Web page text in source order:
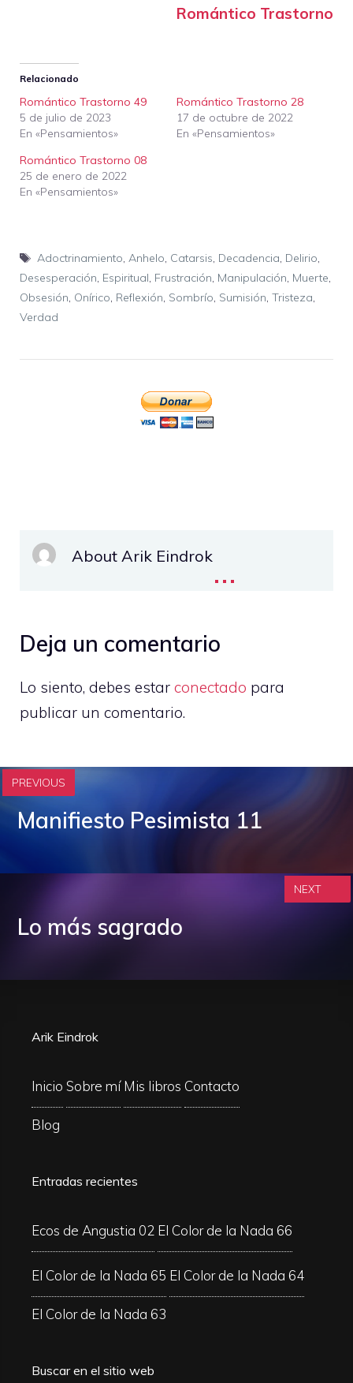
Romántico Trastorno
Relacionado
Romántico Trastorno 49
5 de julio de 2023
En «Pensamientos»
Romántico Trastorno 28
17 de octubre de 2022
En «Pensamientos»
Romántico Trastorno 08
25 de enero de 2022
En «Pensamientos»
Etiquetas
Adoctrinamiento, Anhelo, Catarsis, Decadencia, Delirio,
Desesperación, Espiritual, Frustración, Manipulación, Muerte,
Obsesión, Onírico, Reflexión, Sombrío, Sumisión, Tristeza,
Verdad
About Arik Eindrok...
Deja un comentario
Lo siento, debes estar conectado para
publicar un comentario.
PREVIOUS
Manifiesto Pesimista 11
Lo más sagrado
NEXT
Arik Eindrok
Inicio Sobre mí Mis libros Contacto
Blog
Entradas recientes
Ecos de Angustia 02 El Color de la Nada 66
El Color de la Nada 65 El Color de la Nada 64
El Color de la Nada 63
Buscar en el sitio web